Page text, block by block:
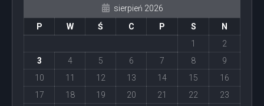
sierpień 2026
P
W Ś C P S
N
1
2
3
4 5 6 7 8
9
10
11 12 13 14 15
16
17
18 19 20 21 22
23